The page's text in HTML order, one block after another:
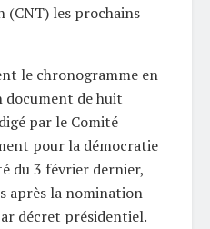
(CNT) les prochains
le chronogramme en
document de huit
par le Comité
pour la démocratie
du 3 février dernier,
après la nomination
décret présidentiel.